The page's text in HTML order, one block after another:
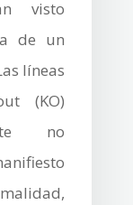
visto
de un
líneas
(KO)
no